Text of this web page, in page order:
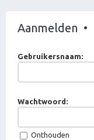
Aanmelden •
Gebruikersnaam:
Wachtwoord:
Onthouden